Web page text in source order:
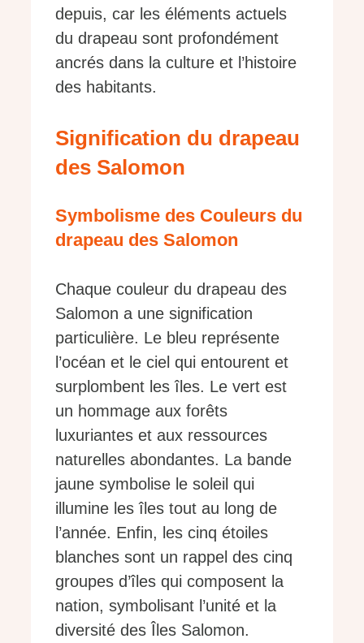
depuis, car les éléments actuels
du drapeau sont profondément
ancrés dans la culture et l’histoire
des habitants.
Signification du drapeau
des Salomon
Symbolisme des Couleurs du
drapeau des Salomon
Chaque couleur du drapeau des
Salomon a une signification
particulière. Le bleu représente
l’océan et le ciel qui entourent et
surplombent les îles. Le vert est
un hommage aux forêts
luxuriantes et aux ressources
naturelles abondantes. La bande
jaune symbolise le soleil qui
illumine les îles tout au long de
l’année. Enfin, les cinq étoiles
blanches sont un rappel des cinq
groupes d’îles qui composent la
nation, symbolisant l’unité et la
diversité des Îles Salomon.